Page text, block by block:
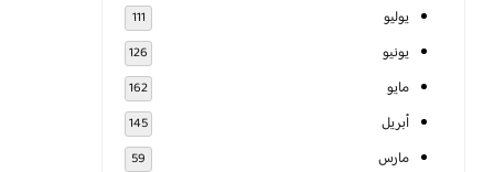
يوليو 111
يونيو 126
مايو 162
أبريل 145
مارس 59